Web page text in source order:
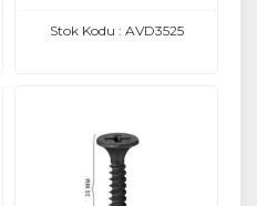
Stok Kodu : AVD3525